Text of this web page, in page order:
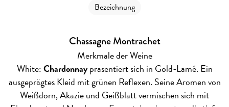
Bezeichnung
Chassagne Montrachet
Merkmale der Weine
White:Chardonnaypräsentiert sich in Gold-Lamé. Ein
ausgeprägtes Kleid mit grünen Reflexen. Seine Aromen von
Weißdorn, Akazie und Geißblatt vermischen sich mit